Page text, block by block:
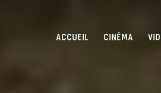
ACCUEIL CINÉMA